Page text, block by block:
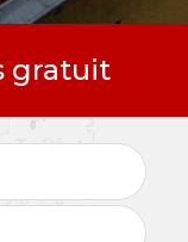
gratuit